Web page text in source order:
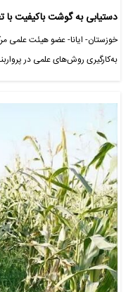
دستیابی به گوشت باکیفیت با
خوزستان- ایانا- عضو هیئت علمی
به‌کارگیری روش‌های علمی در